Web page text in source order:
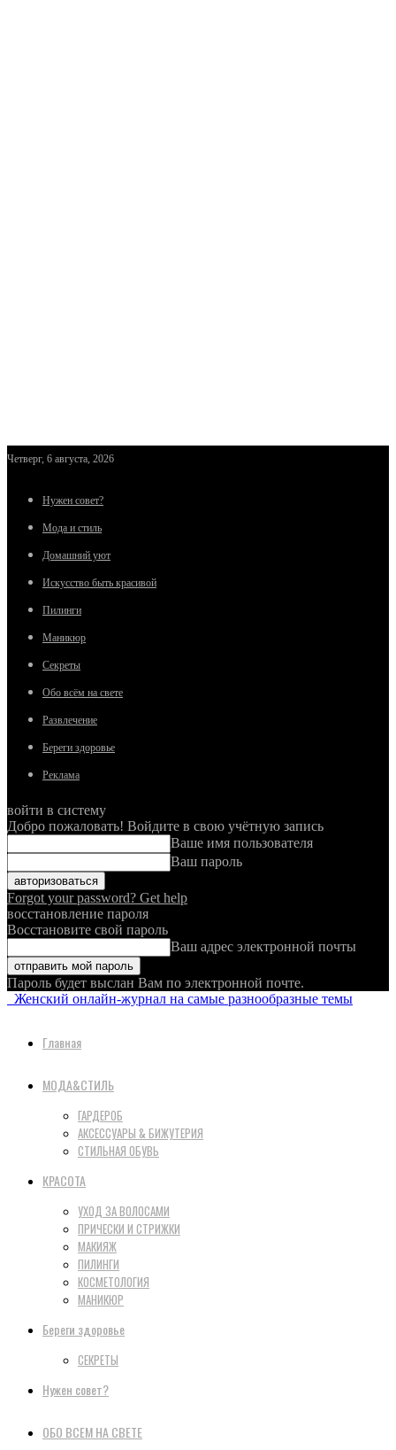
Четверг, 6 августа, 2026
Нужен совет?
Мода и стиль
Домашний уют
Искусство быть красивой
Пилинги
Маникюр
Секреты
Обо всём на свете
Развлечение
Береги здоровье
Реклама
войти в систему
Добро пожаловать! Войдите в свою учётную запись
Ваше имя пользователя
Ваш пароль
Forgot your password? Get help
восстановление пароля
Восстановите свой пароль
Ваш адрес электронной почты
Пароль будет выслан Вам по электронной почте.
Женский онлайн-журнал на самые разнообразные темы
Главная
МОДА&СТИЛЬ
ГАРДЕРОБ
АКСЕССУАРЫ & БИЖУТЕРИЯ
СТИЛЬНАЯ ОБУВЬ
КРАСОТА
УХОД ЗА ВОЛОСАМИ
ПРИЧЕСКИ И СТРИЖКИ
МАКИЯЖ
ПИЛИНГИ
КОСМЕТОЛОГИЯ
МАНИКЮР
Береги здоровье
СЕКРЕТЫ
Нужен совет?
ОБО ВСЕМ НА СВЕТЕ